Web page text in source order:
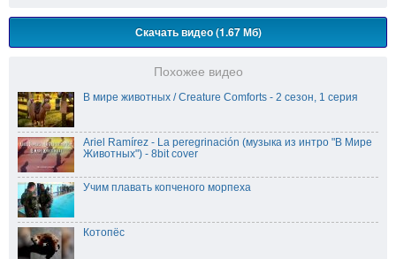
Скачать видео (1.67 Мб)
Похожее видео
В мире животных / Creature Comforts - 2 сезон, 1 серия
Ariel Ramírez - La peregrinación (музыка из интро "В Мире
Животных") - 8bit cover
Учим плавать копченого морпеха
Котопёс